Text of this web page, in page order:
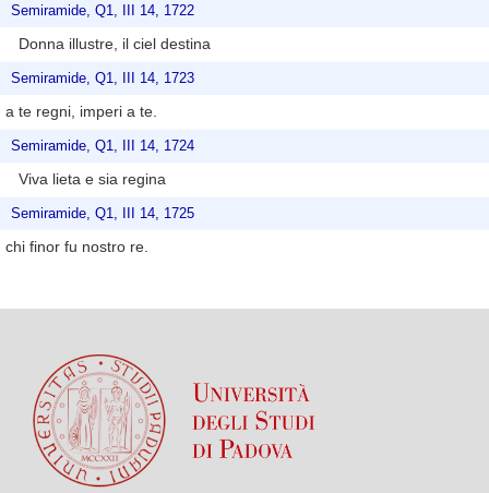
Semiramide, Q1, III 14, 1722
Donna illustre, il ciel destina
Semiramide, Q1, III 14, 1723
a te regni, imperi a te.
Semiramide, Q1, III 14, 1724
Viva lieta e sia regina
Semiramide, Q1, III 14, 1725
chi finor fu nostro re.